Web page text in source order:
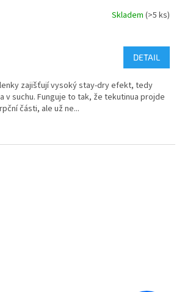
Skladem (>5 ks)
DETAIL
zajišťují vysoký stay-dry efekt, tedy
v suchu. Funguje to tak, že tekutinua projde
části, ale už ne...